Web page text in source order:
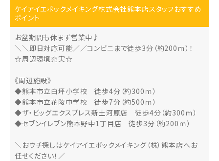
ケイアイエポックメイキング株式会社熊本店スタッフおすすめ
ポイント
お盆期間も休まず営業中♪
＼＼即日対応可能／／コンビニまで徒歩3分（約200ｍ）！
☆周辺環境充実☆
《周辺施設》
◆熊本市立白坪小学校 徒歩4分（約300ｍ）
◆熊本市立花陵中学校 徒歩7分（約500ｍ）
◆ザ・ビッグエクスプレス新土河原店 徒歩4分（約300ｍ）
◆セブンイレブン熊本野中1丁目店 徒歩3分（約200ｍ）
＼おウチ探しはケイアイエポックメイキング（株）熊本店へお
任せください！／